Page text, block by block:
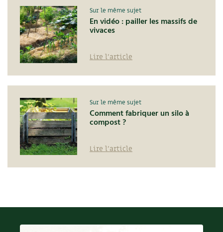
Sur le même sujet
En vidéo : pailler les massifs de
vivaces
Lire l'article
Sur le même sujet
Comment fabriquer un silo à
compost ?
Lire l'article